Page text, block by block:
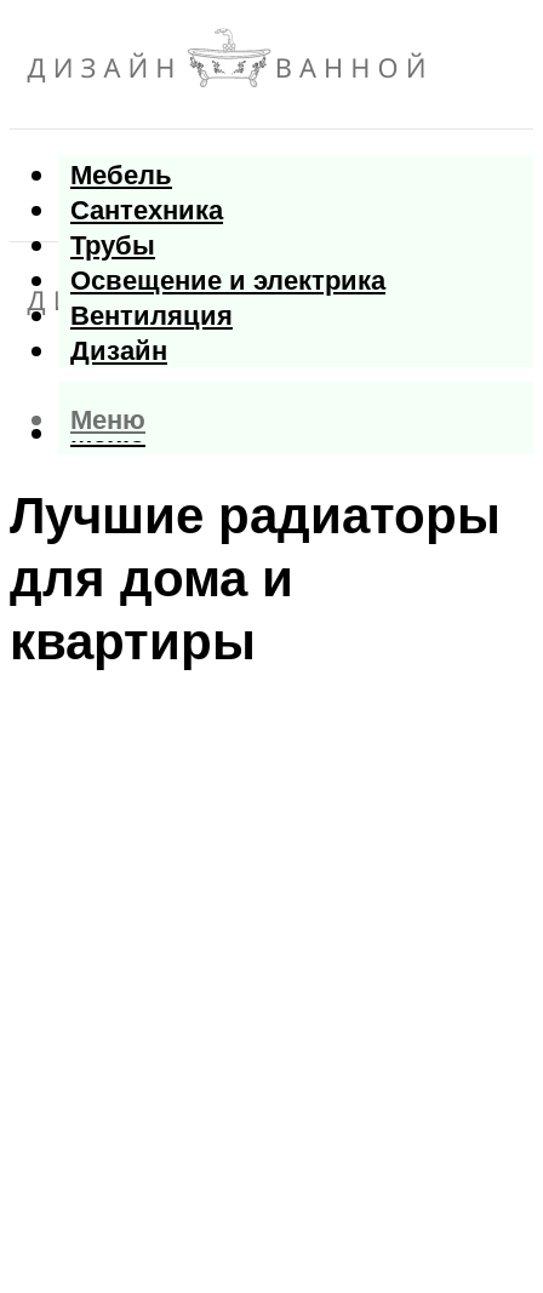
Мебель
Сантехника
Трубы
Освещение и электрика
Вентиляция
Дизайн
Меню
Меню
Лучшие радиаторы
для дома и
квартиры